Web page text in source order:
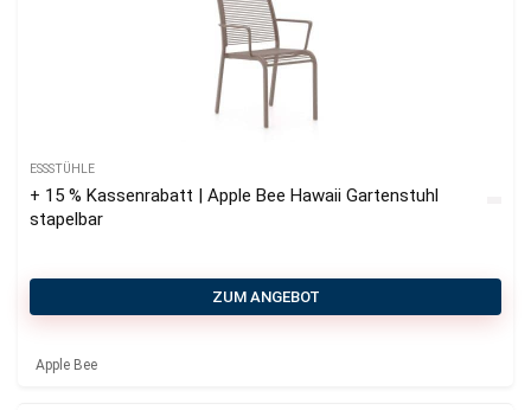
ESSSTÜHLE
+ 15 % Kassenrabatt | Apple Bee Hawaii Gartenstuhl
stapelbar
ZUM ANGEBOT
Apple Bee